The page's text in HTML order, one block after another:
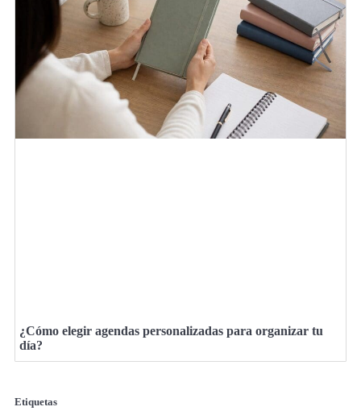
¿Cómo elegir agendas personalizadas para organizar tu
día?
Etiquetas